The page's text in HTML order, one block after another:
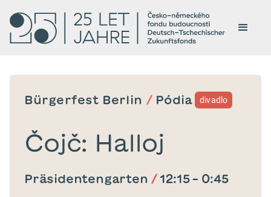
Bürgerfest Berlin / Pódia divadlo
Čojč: Halloj
Präsidentengarten / 12:15 – 0:45